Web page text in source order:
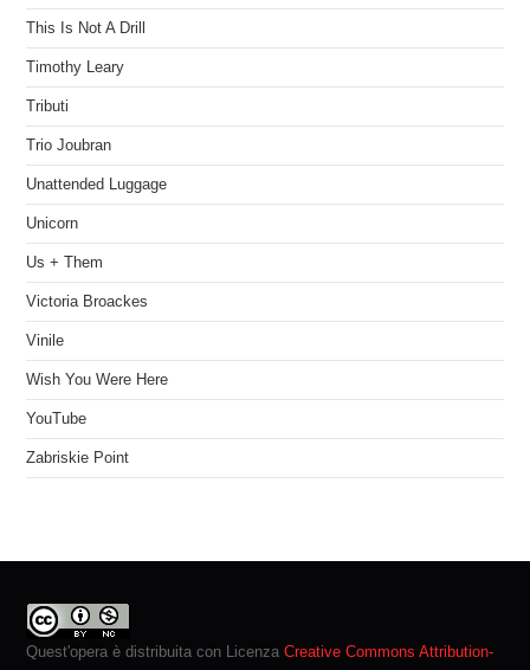
This Is Not A Drill
Timothy Leary
Tributi
Trio Joubran
Unattended Luggage
Unicorn
Us + Them
Victoria Broackes
Vinile
Wish You Were Here
YouTube
Zabriskie Point
Quest'opera è distribuita con LicenzaCreative Commons Attribution-